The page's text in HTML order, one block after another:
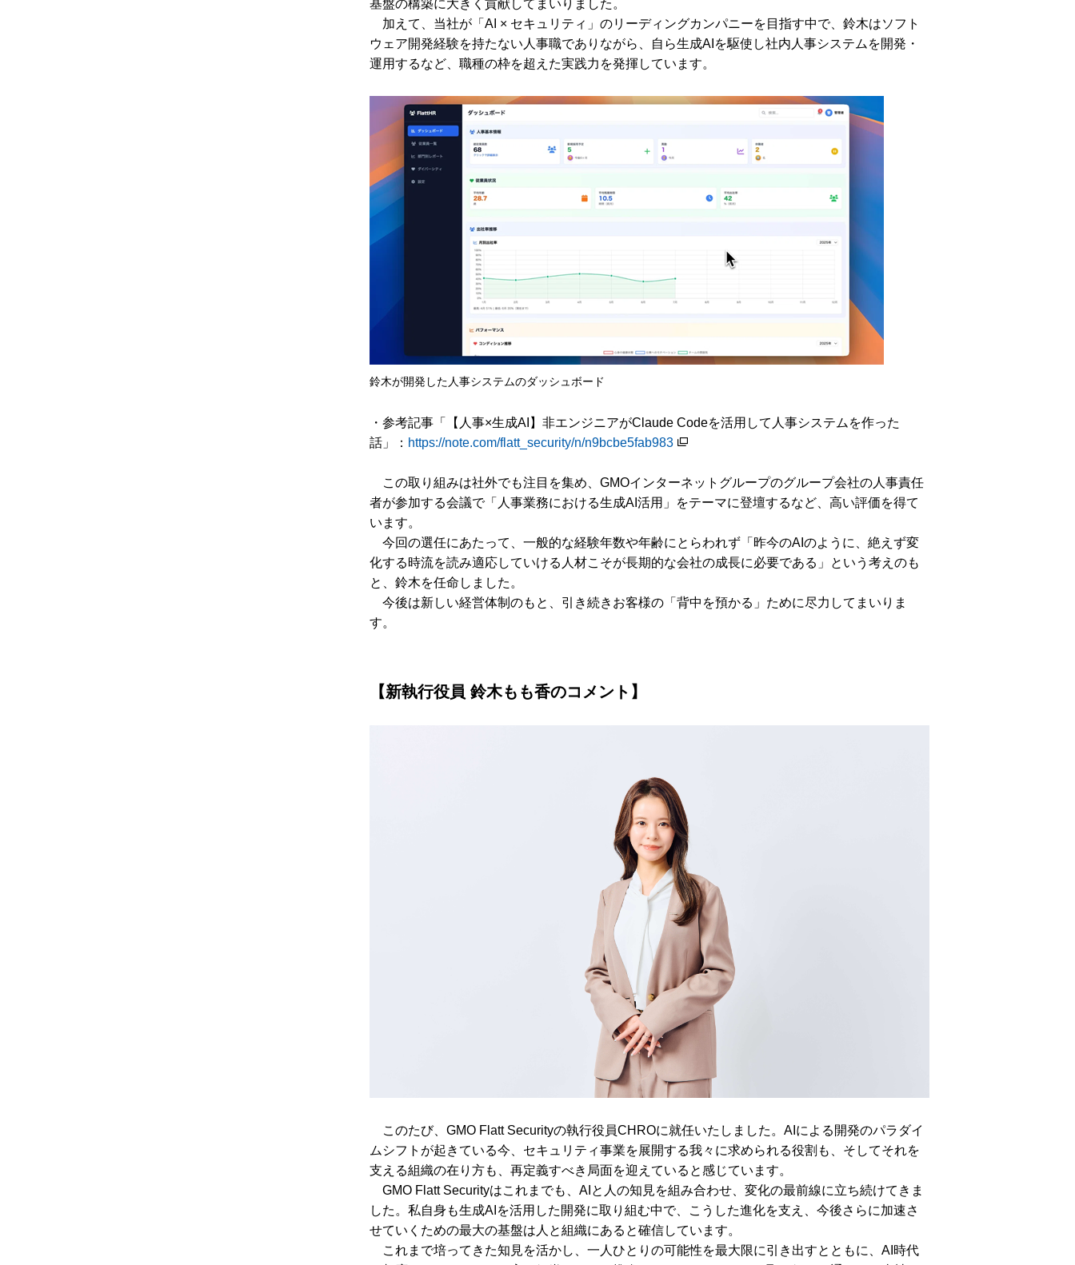
基盤の構築に大きく貢献してまいりました。
加えて、当社が「AI × セキュリティ」のリーディングカンパニーを目指す中で、鈴木はソフト
ウェア開発経験を持たない人事職でありながら、自ら生成AIを駆使し社内人事システムを開発・
運用するなど、職種の枠を超えた実践力を発揮しています。
鈴木が開発した人事システムのダッシュボード
・参考記事「【人事×生成AI】非エンジニアがClaude Codeを活用して人事システムを作った
話」： https://note.com/flatt_security/n/n9bcbe5fab983
この取り組みは社外でも注目を集め、GMOインターネットグループのグループ会社の人事責任
者が参加する会議で「人事業務における生成AI活用」をテーマに登壇するなど、高い評価を得て
います。
今回の選任にあたって、一般的な経験年数や年齢にとらわれず「昨今のAIのように、絶えず変
化する時流を読み適応していける人材こそが長期的な会社の成長に必要である」という考えのも
と、鈴木を任命しました。
今後は新しい経営体制のもと、引き続きお客様の「背中を預かる」ために尽力してまいりま
す。
【新執行役員 鈴木もも香のコメント】
このたび、GMO Flatt Securityの執行役員CHROに就任いたしました。AIによる開発のパラダイ
ムシフトが起きている今、セキュリティ事業を展開する我々に求められる役割も、そしてそれを
支える組織の在り方も、再定義すべき局面を迎えていると感じています。
GMO Flatt Securityはこれまでも、AIと人の知見を組み合わせ、変化の最前線に立ち続けてきま
した。私自身も生成AIを活用した開発に取り組む中で、こうした進化を支え、今後さらに加速さ
せていくための最大の基盤は人と組織にあると確信しています。
これまで培ってきた知見を活かし、一人ひとりの可能性を最大限に引き出すとともに、AI時代